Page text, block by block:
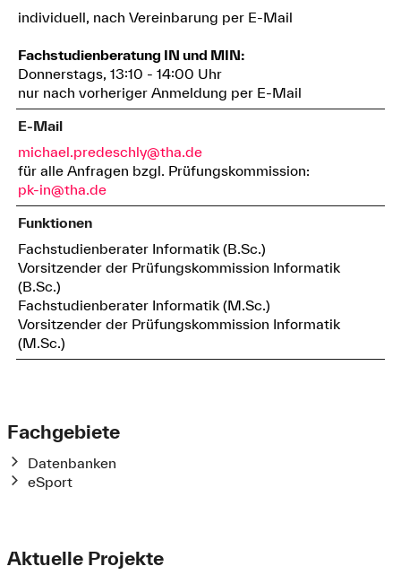
individuell, nach Vereinbarung per E-Mail
Fachstudienberatung IN und MIN:
Donnerstags, 13:10 - 14:00 Uhr
nur nach vorheriger Anmeldung per E-Mail
E-Mail
michael.predeschly@tha.de
für alle Anfragen bzgl. Prüfungskommission:
pk-in@tha.de
Funktionen
Fachstudienberater Informatik (B.Sc.)
Vorsitzender der Prüfungskommission Informatik
(B.Sc.)
Fachstudienberater Informatik (M.Sc.)
Vorsitzender der Prüfungskommission Informatik
(M.Sc.)
Fachgebiete
Datenbanken
eSport
Aktuelle Projekte